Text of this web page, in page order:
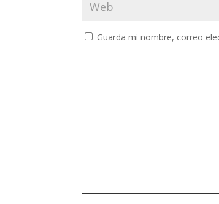
Guarda mi nombre, correo